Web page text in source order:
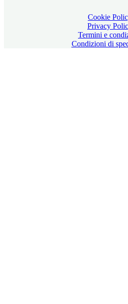
Cookie
Privacy
Termini e
Condizioni di